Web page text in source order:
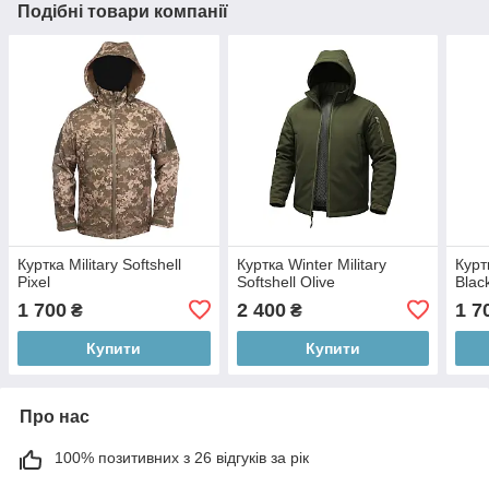
Подібні товари компанії
Куртка Military Softshell
Pixel
1 700 ₴
Купити
Куртка Winter Military
Softshell Olive
2 400₴
Купити
1
Про нас
100% позитивних з 26 відгуків за рік